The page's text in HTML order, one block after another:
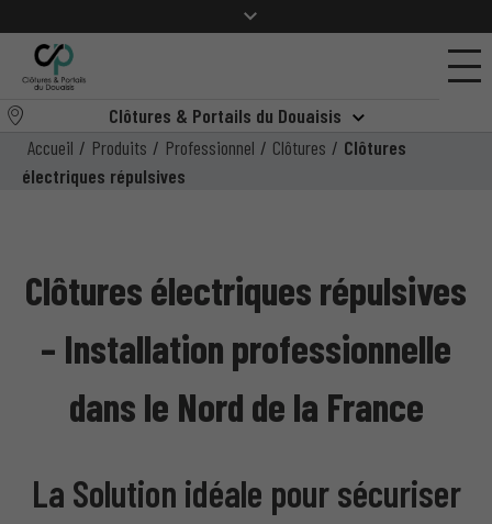
Clôtures & Portails du Douaisis
Accueil / Produits / Professionnel / Clôtures / Clôtures
électriques répulsives
Clôtures électriques répulsives
– Installation professionnelle
dans le Nord de la France
La Solution idéale pour sécuriser